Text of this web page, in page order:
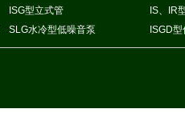
ISG型立式管
IS、IR
SLG水冷型低噪音泵 ISGD